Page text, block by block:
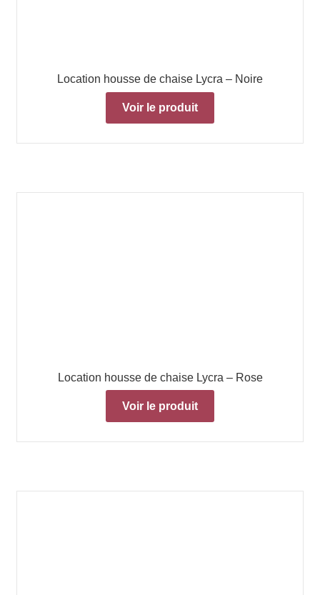
Location housse de chaise Lycra – Noire
Voir le produit
Location housse de chaise Lycra – Rose
Voir le produit